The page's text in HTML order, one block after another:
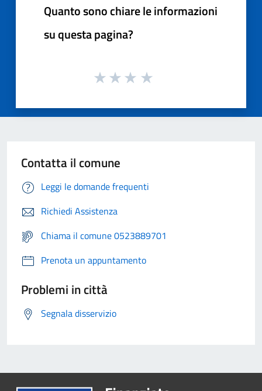
Quanto sono chiare le informazioni
su questa pagina?
Contatta il comune
Leggi le domande frequenti
Richiedi Assistenza
Chiama il comune 0523889701
Prenota un appuntamento
Problemi in città
Segnala disservizio